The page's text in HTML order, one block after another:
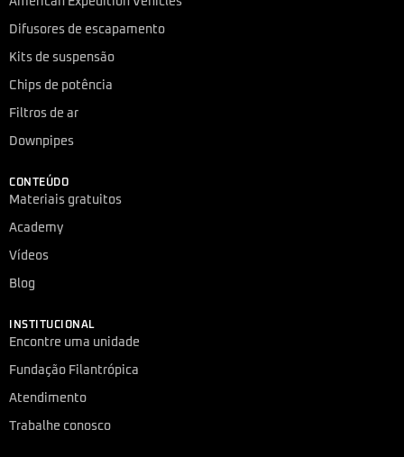
Difusores de escapamento
Kits de suspensão
Chips de potência
Filtros de ar
Downpipes
CONTEÚDO
Materiais gratuitos
Academy
Vídeos
Blog
INSTITUCIONAL
Encontre uma unidade
Fundação Filantrópica
Atendimento
Trabalhe conosco